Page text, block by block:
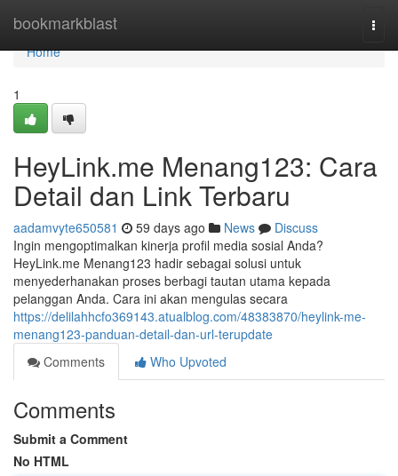
bookmarkblast
Home
Home
1
HeyLink.me Menang123: Cara
Detail dan Link Terbaru
aadamvyte650581 59 days ago News
Discuss
Ingin mengoptimalkan kinerja profil media sosial Anda?
HeyLink.me Menang123 hadir sebagai solusi untuk
menyederhanakan proses berbagi tautan utama kepada
pelanggan Anda. Cara ini akan mengulas secara
https://delilahhcfo369143.atualblog.com/48383870/heylink-me-
menang123-panduan-detail-dan-url-terupdate
Comments
Who Upvoted
Comments
Submit a Comment
No HTML